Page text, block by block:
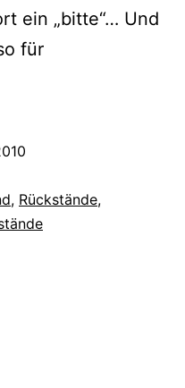
ein „bit­te“… Und
für
, Rückstände,